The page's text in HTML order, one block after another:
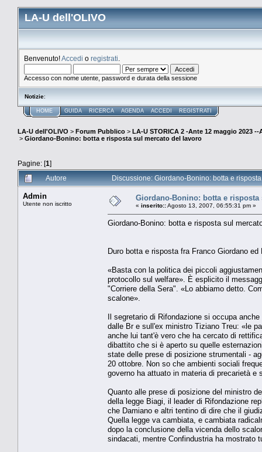
LA-U dell'OLIVO
Benvenuto!Accedi o registrati
Accesso con nome utente, password e durata della sessione
Notizie:
HOME GUIDA RICERCA AGENDA ACCEDI REGISTRATI
LA-U dell'OLIVO > Forum Pubblico > LA-U STORICA 2 -Ante 12 maggio 2023 --
> Giordano-Bonino: botta e risposta sul mercato del lavoro
Pagine: [1]
Autore
Discussione: Giordano-Bonino: botta e
Admin
Utente non iscritto
Giordano-Bonino: botta e
« inserito::Agosto 13, 2007, 06:55:31 pm »
Giordano-Bonino: botta e risposta sul
Duro botta e risposta fra Franco Giordano
«Basta con la politica dei piccoli
protocollo sul welfare». È esplicito il
"Corriere della Sera". «Lo abbiamo detto.
scalone».
Il segretario di Rifondazione si occupa
dalle Br e sull'ex ministro Tiziano Treu: «le
anche lui tant'è vero che ha cercato di
dibattito che si è aperto su quelle
state delle prese di posizione strumentali -
20 ottobre. Non so che ambienti sociali
governo ha attuato in materia di precarietà
Quanto alle prese di posizione del ministro
della legge Biagi, il leader di Rifondazione
che Damiano e altri tentino di dire che il
Quella legge va cambiata, e cambiata
dopo la conclusione della vicenda dello
sindacati, mentre Confindustria ha mostrato